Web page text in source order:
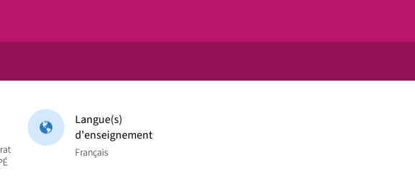
Langue(s)
d'enseignement
Français